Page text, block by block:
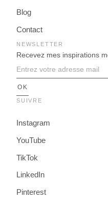
Blog
Contact
NEWSLETTER
Recevez mes inspirations
SUIVRE
Instagram
YouTube
TikTok
LinkedIn
Pinterest